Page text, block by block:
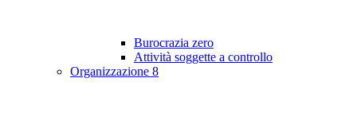
Burocrazia zero
Attività soggette a controllo
Organizzazione 8